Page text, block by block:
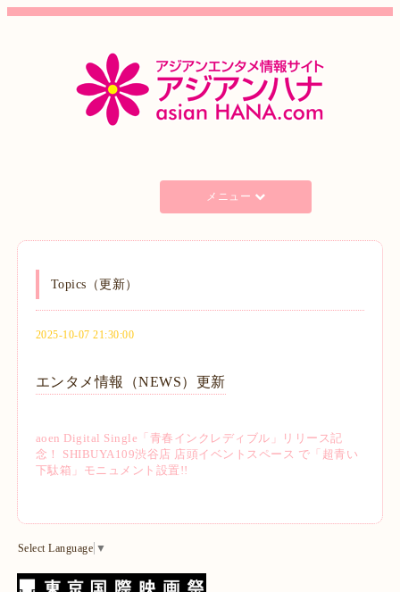
メニュー
Topics（更新）
2025-10-07 21:30:00
エンタメ情報（NEWS）更新
aoen Digital Single「青春インクレディブル」リリース記
念！ SHIBUYA109渋谷店 店頭イベントスペース で「超青い
下駄箱」モニュメント設置!!
Select Language ▼